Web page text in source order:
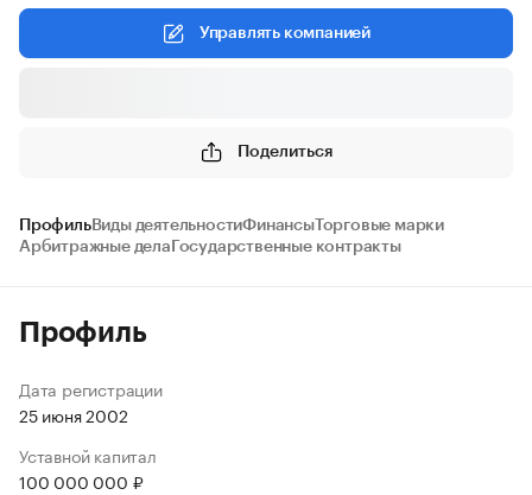
Управлять компанией
Поделиться
ПрофильВиды деятельностиФинансыТорговые марки
Арбитражные дела Государственные контракты
Профиль
Дата регистрации
25 июня 2002
Уставной капитал
100 000 000 ₽